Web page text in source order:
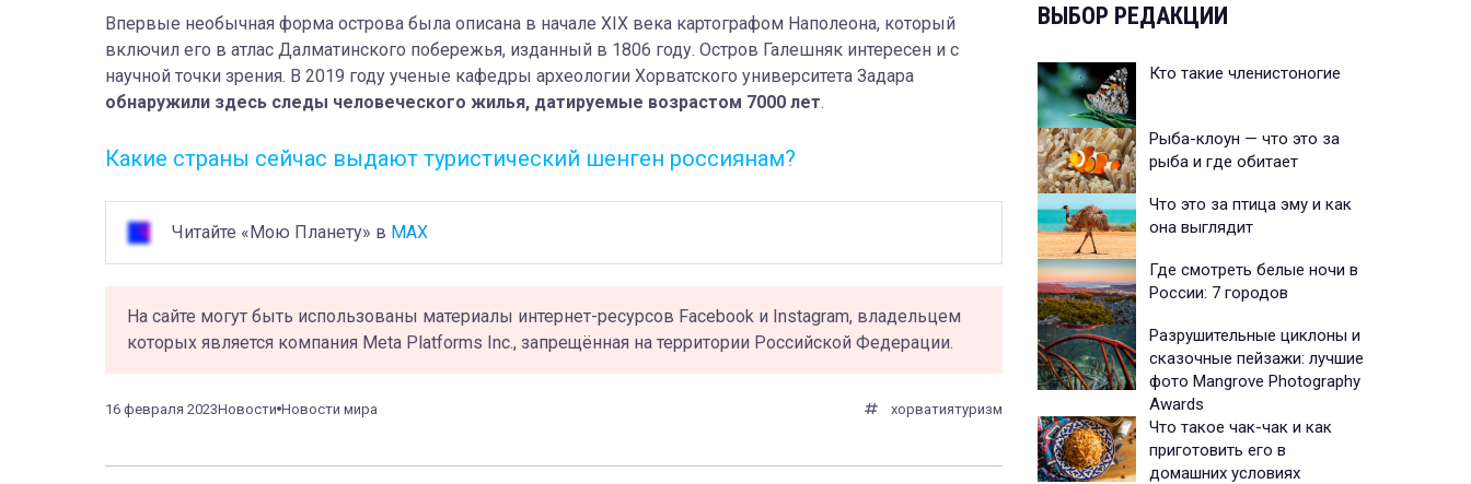
Впервые необычная форма острова была описана в начале XIX века картографом Наполеона, который
включил его в атлас Далматинского побережья, изданный в 1806 году. Остров Галешняк интересен и с
научной точки зрения. В 2019 году ученые кафедры археологии Хорватского университета Задара
обнаружили здесь следы человеческого жилья, датируемые возрастом 7000 лет.
Какие страны сейчас выдают туристический шенген россиянам?
Читайте «Мою Планету» в MAX
На сайте могут быть использованы материалы интернет-ресурсов Facebook и Instagram, владельцем
которых является компания Meta Platforms Inc., запрещённая на территории Российской Федерации.
16 февраля 2023Новости Новости мира хорватиятуризм
ВЫБОР РЕДАКЦИИ
Кто такие членистоногие
Рыба-клоун — что это за
рыба и где обитает
Что это за птица эму и как
она выглядит
Где смотреть белые ночи в
России: 7 городов
Разрушительные циклоны и
сказочные пейзажи: лучшие
фото Mangrove Photography
Awards
Что такое чак-чак и как
приготовить его в
домашних условиях